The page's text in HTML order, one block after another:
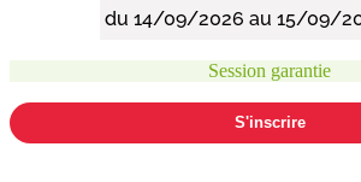
Session garantie
S'inscrire